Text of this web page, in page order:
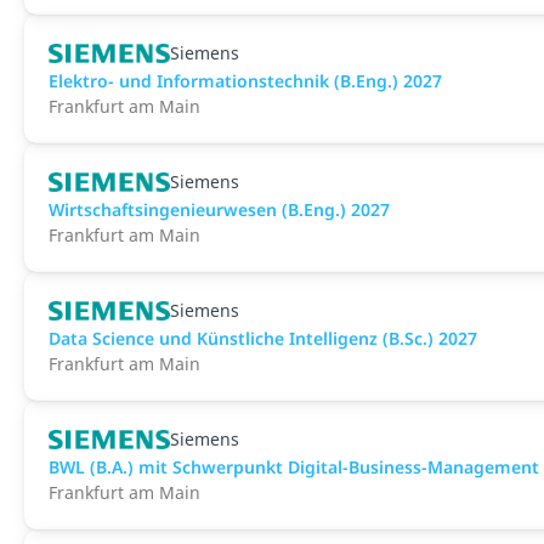
Siemens
Elektro- und Informationstechnik (B.Eng.) 2027
Frankfurt am Main
Siemens
Wirtschaftsingenieurwesen (B.Eng.) 2027
Frankfurt am Main
Siemens
Data Science und Künstliche Intelligenz (B.Sc.) 2027
Frankfurt am Main
Siemens
BWL (B.A.) mit Schwerpunkt Digital-Business-Management
Frankfurt am Main